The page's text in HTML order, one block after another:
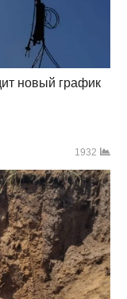
новый график
1932